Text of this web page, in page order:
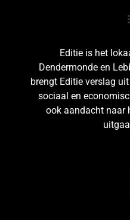
Editie is het
Dendermonde en
brengt Editie verslag
sociaal en
ook aandacht naar